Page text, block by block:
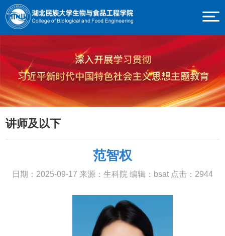
讲师及以下
范智权
日期：2025-09-17 来源：生科院 编辑：bsat 点击： 2944